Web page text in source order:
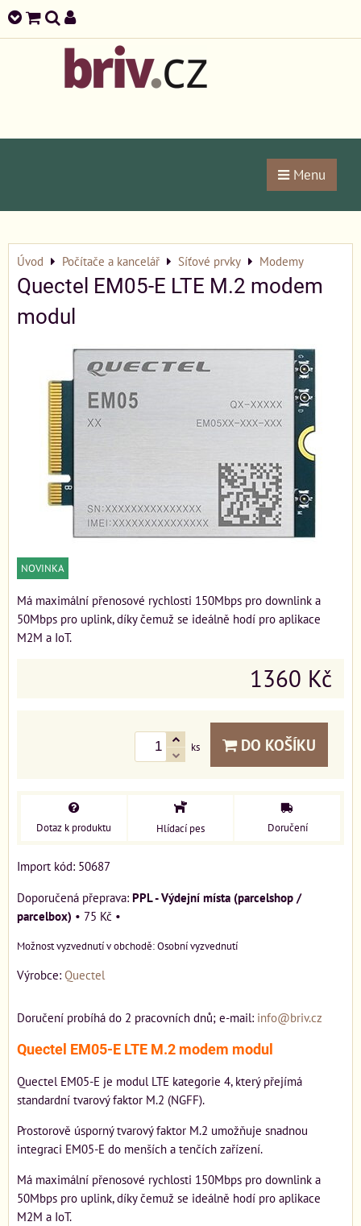
Menu
Úvod Počítače a kancelář Síťové prvky Modemy
Quectel EM05-E LTE M.2 modem
modul
NOVINKA
Má maximální přenosové rychlosti 150Mbps pro downlink a
50Mbps pro uplink, díky čemuž se ideálně hodí pro aplikace
M2M a IoT.
1360 Kč
ks DO KOŠÍKU
Dotaz k produktu Hlídací pes Doručení
Import kód: 50687
PPL - Výdejní místa (parcelshop /
parcelbox) • 75 Kč •
Osobní vyzvednutí
Výrobce: Quectel
Doručení probíhá do 2 pracovních dnů; e-mail: info@briv.cz
Quectel EM05-E LTE M.2 modem modul
Quectel EM05-E je modul LTE kategorie 4, který přejímá
standardní tvarový faktor M.2 (NGFF).
Prostorově úsporný tvarový faktor M.2 umožňuje snadnou
integraci EM05-E do menších a tenčích zařízení.
Má maximální přenosové rychlosti 150Mbps pro downlink a
50Mbps pro uplink, díky čemuž se ideálně hodí pro aplikace
M2M a IoT.